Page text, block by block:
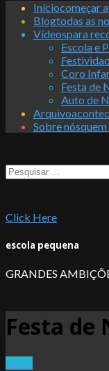
Menu
Iníciocomeçar
Blogtodas as
Vídeospara
Escola e
Coro
Festa de
Auto de
Arquivo
Sobre nós
Search
Click Here
escola pequena
GRANDES
Festa de
Festas